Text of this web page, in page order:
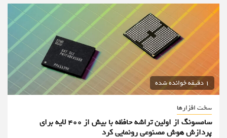
1 دقیقه خوانده شده
سخت افزارها
سامسونگ از اولین تراشه حافظه با بیش از ۴۰۰ لایه برای
پردازش هوش مصنوعی رونمایی کرد